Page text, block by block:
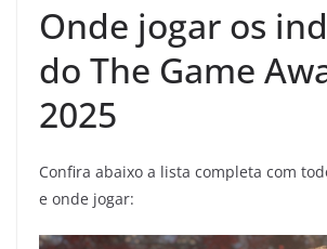
Onde jogar os
do The Game
2025
Confira abaixo a lista completa com
e onde jogar: